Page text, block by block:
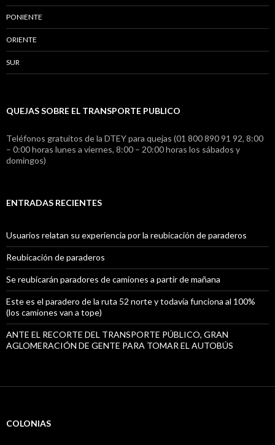
PONIENTE
ORIENTE
SUR
QUEJAS SOBRE EL TRANSPORTE PUBLICO
Teléfonos gratuitos de la DTEY para quejas (01 800 890 91 92, 8:00
– 0:00 horas lunes a viernes, 8:00 – 20:00 horas los sábados y
domingos)
ENTRADAS RECIENTES
Usuarios relatan su experiencia por la reubicación de paraderos
Reubicación de paraderos
Se reubicarán paradores de camiones a partir de mañana
Este es el paradero de la ruta 52 norte y todavía funciona al 100%
(los camiones van a tope)
ANTE EL RECORTE DEL TRANSPORTE PÚBLICO, GRAN
AGLOMERACIÓN DE GENTE PARA TOMAR EL AUTOBÚS
COLONIAS